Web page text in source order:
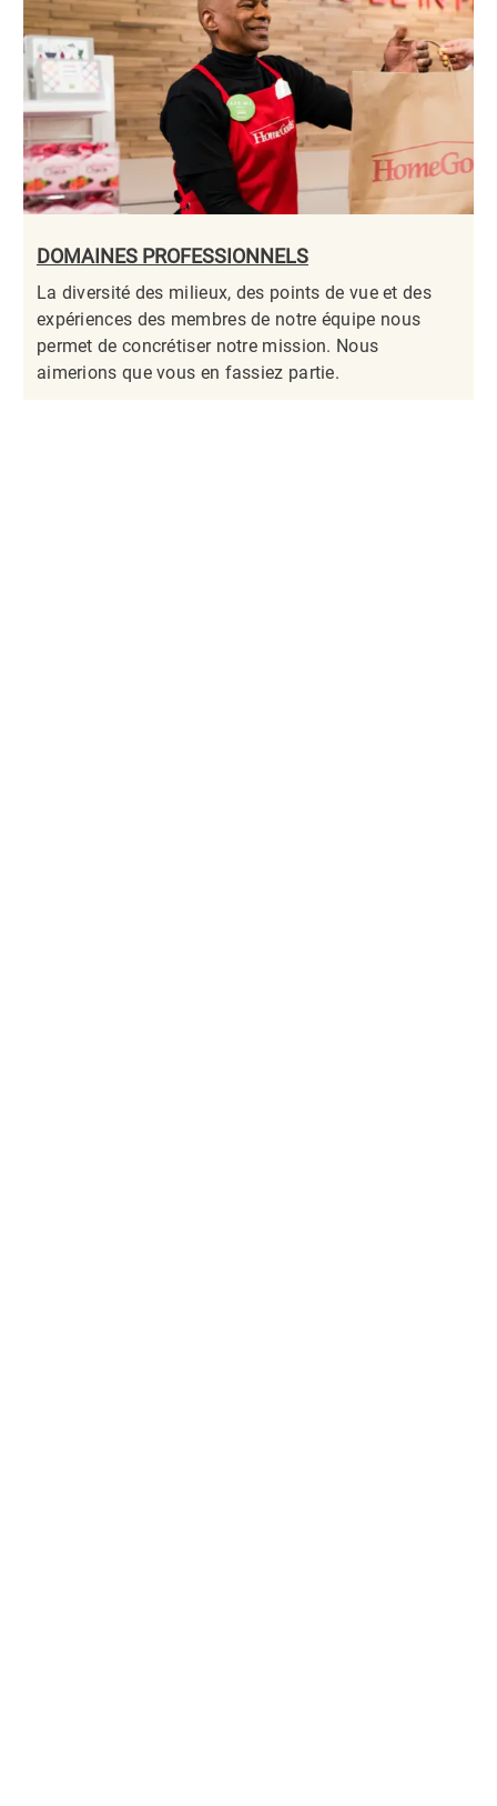
DOMAINES PROFESSIONNELS
La diversité des milieux, des points de vue et des
expériences des membres de notre équipe nous
permet de concrétiser notre mission. Nous
aimerions que vous en fassiez partie.​​​​​​​